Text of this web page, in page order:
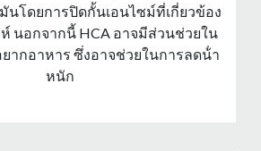
นโดยการปิดกั้นเอนไซม์ที่เกี่ยวข้อง
นอกจากนี้ HCA อาจมีส่วนช่วยใน
ากอาหาร ซึ่งอาจช่วยในการลดน้ํา
หนัก